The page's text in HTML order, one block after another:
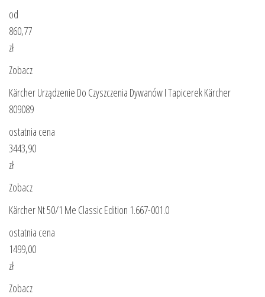
od
860,77
zł
Zobacz
Kärcher Urządzenie Do Czyszczenia Dywanów I Tapicerek Kärcher
809089
ostatnia cena
3443,90
zł
Zobacz
Kärcher Nt 50/1 Me Classic Edition 1.667-001.0
ostatnia cena
1499,00
zł
Zobacz